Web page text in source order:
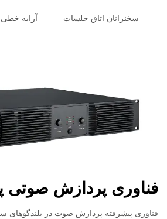
سخنرانان اتاق جلسات آرایه خطی
فناوری پردازش صوتی
فناوری پیشرفته پردازش صوت در بلندگوهای